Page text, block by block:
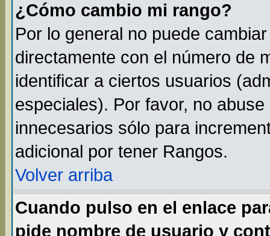
¿Cómo cambio mi rango?
Por lo general no puede
directamente con el número de
identificar a ciertos usuarios
especiales). Por favor, no
innecesarios sólo para
adicional por tener Rangos.
Volver arriba
Cuando pulso en el enlace
pide nombre de usuario y